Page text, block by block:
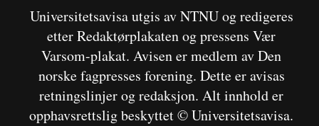
Universitetsavisa utgis av NTNU og redigeres
etter Redaktørplakaten og pressens Vær
Varsom-plakat. Avisen er medlem av Den
norske fagpresses forening. Dette er avisas
retningslinjer og redaksjon. Alt innhold er
opphavsrettslig beskyttet © Universitetsavisa.